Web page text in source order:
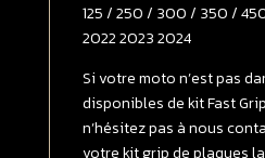
>
2023
SOFT
GRIP
Transparent
125 / 250 / 300 / 350 / 450
2022 2023 2024
Si votre moto n’est pas
disponibles de kit Fast
n’hésitez pas à nous
votre kit grip de plaques